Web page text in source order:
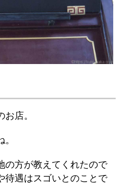
お店。
の方が教えてくれたので
待遇はスゴいとのことで